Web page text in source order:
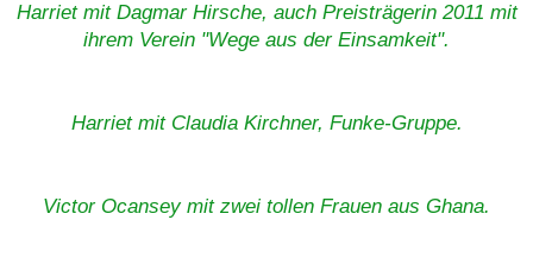
Harriet mit Dagmar Hirsche, auch Preisträgerin 2011 mit
ihrem Verein "Wege aus der Einsamkeit".
Harriet mit Claudia Kirchner, Funke-Gruppe.
Victor Ocansey mit zwei tollen Frauen aus Ghana.